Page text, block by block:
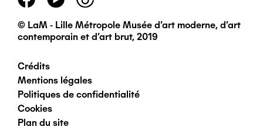
principal
© LaM - Lille Métropole Musée d'art moderne, d'art
contemporain et d'art brut, 2019
Pied
de
page
Crédits
Mentions légales
Politiques de confidentialité
Cookies
Plan du site